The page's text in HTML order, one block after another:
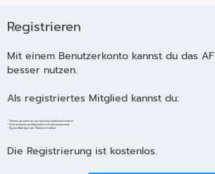
Registrieren
Mit einem Benutzerkonto kannst du das
besser nutzen.
Als registriertes Mitglied kannst du:
- Themen abonnieren und auf dem Laufenden bleiben
- Dich mit anderen Mitgliedern direkt austauschen
- Eigene Beiträge und Themen erstellen
Die Registrierung ist kostenlos.